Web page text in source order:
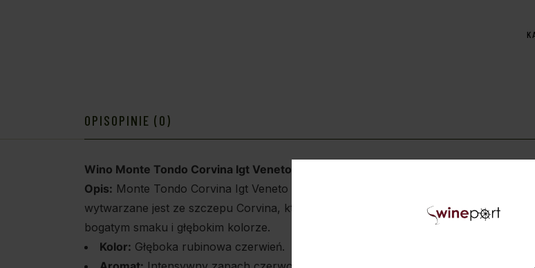
OPISOPINIE (0)
Wino Monte Tondo Corvina Igt Veneto, 0,75L 12,5% alc.
Opis: Monte Tondo Corvina Igt Veneto to czerwone wino produkowane w regionie
wytwarzane jest ze szczepu Corvina, który jest jednym z głównych składników
bogatym smaku i głębokim kolorze.
Kolor: Głęboka rubinowa czerwień.